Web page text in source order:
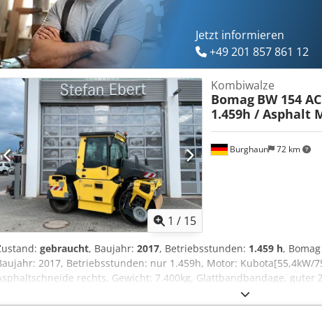
can be found on our website. Subject to errors and prior
möglich = Weitere Informationen = Wenden Sie sich an
zu erhalten.
Jetzt informieren
+49 201 857 861 12
1 / 15
Burghaun 72 km
Kombiwalze
Bomag BW 154
1.459h / Asphalt
gebraucht, Baujahr: 2017, Betriebsstunden: 1.459 h,
2017, Betriebsstunden: nur 1.459h, Motor: Kubota[55,4kW/
rechts, Gewicht: 7.400kg, Glattbandbandage, guter
Wunsch unterbreiten wir Ihnen ein Leasing- oder
Weitere Informationen finden Sie auf unserer Homepage.,